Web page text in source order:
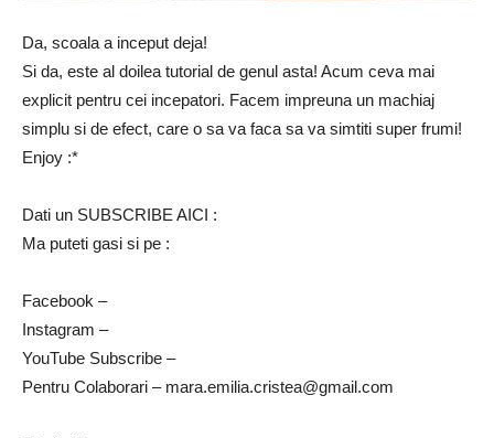
Da, scoala a inceput deja!
Si da, este al doilea tutorial de genul asta! Acum ceva mai
explicit pentru cei incepatori. Facem impreuna un machiaj
simplu si de efect, care o sa va faca sa va simtiti super frumi!
Enjoy :*
Dati un SUBSCRIBE AICI :
Ma puteti gasi si pe :
Facebook –
Instagram –
YouTube Subscribe –
Pentru Colaborari – mara.emilia.cristea@gmail.com